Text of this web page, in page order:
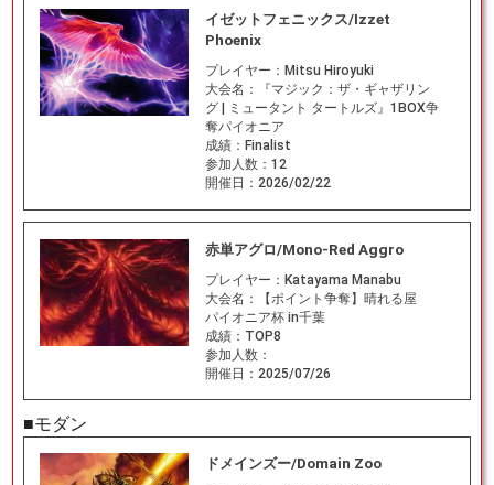
イゼットフェニックス/Izzet
Phoenix
プレイヤー： Mitsu Hiroyuki
大会名：
『マジック：ザ・ギャザリン
グ | ミュータント タートルズ』1BOX争
奪パイオニア
成績： Finalist
参加人数： 12
開催日： 2026/02/22
赤単アグロ/Mono-Red Aggro
プレイヤー： Katayama Manabu
大会名：
【ポイント争奪】晴れる屋
パイオニア杯 in千葉
成績： TOP8
参加人数：
開催日： 2025/07/26
■モダン
ドメインズー/Domain Zoo